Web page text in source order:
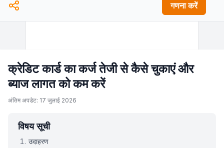
गणना करें
क्रेडिट कार्ड का कर्ज तेजी से कैसे चुकाएं और
ब्याज लागत को कम करें
अंतिम अपडेट: 17 जुलाई 2026
विषय सूची
उदाहरण